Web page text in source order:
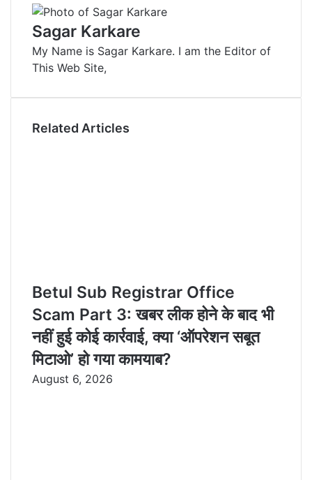
e
d
I
l
r
e
r
e
i
ta
k
e
v
i
m
i
t
Sagar Karkare
My Name is Sagar Karkare. I am the Editor of
This Web Site,
Related Articles
Betul Sub Registrar Office
Scam Part 3: खबर लीक होने के बाद भी
नहीं हुई कोई कार्रवाई, क्या ‘ऑपरेशन सबूत
मिटाओ’ हो गया कामयाब?
August 6, 2026